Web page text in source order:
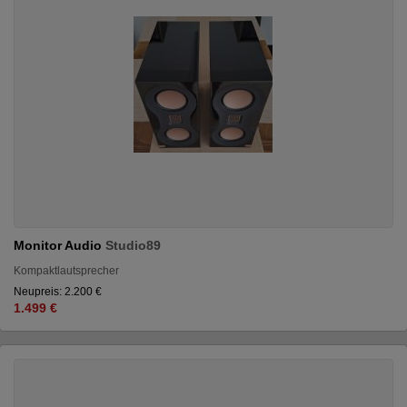
Monitor Audio Studio89
Kompaktlautsprecher
Neupreis: 2.200 €
1.499 €